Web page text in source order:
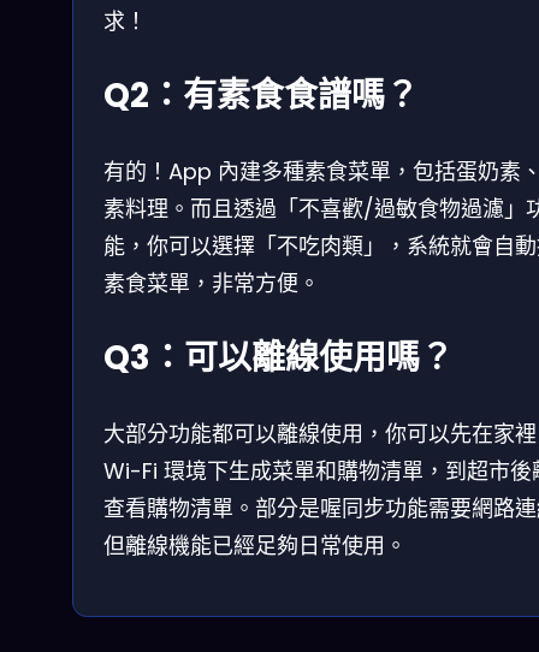
求！
Q2：有素食食譜嗎？
有的！App 內建多種素食菜單，包括蛋奶素
素料理。而且透過「不喜歡/過敏食物過濾」
能，你可以選擇「不吃肉類」，系統就會自
素食菜單，非常方便。
Q3：可以離線使用嗎？
大部分功能都可以離線使用，你可以先在家裡
Wi-Fi 環境下生成菜單和購物清單，到超市後
查看購物清單。部分是喔同步功能需要網路
但離線機能已經足夠日常使用。